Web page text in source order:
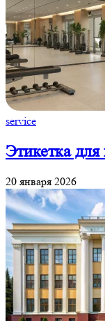
service
Этикетка
20 января 2026